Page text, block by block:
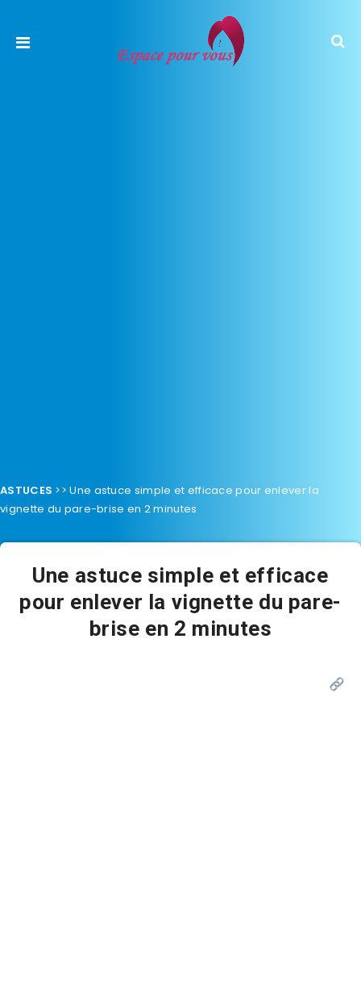
ASTUCES >>Une astuce simple et efficace pour enlever la
vignette du pare-brise en 2 minutes
Une astuce simple et efficace
pour enlever la vignette du pare-
brise en 2 minutes